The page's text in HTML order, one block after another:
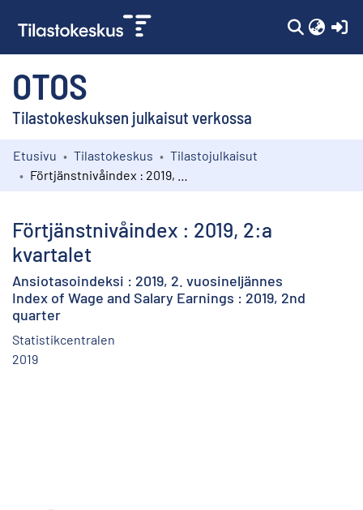
OTOS
Tilastokeskuksen julkaisut verkossa
Kokoelmat
Etusivu Tilastokeskus
Tilastojulkaisut
Förtjänstnivåindex : 2019, 2:a
kvartalet
Ansiotasoindeksi : 2019, 2. vuosineljännes
Index of Wage and Salary Earnings : 2019, 2nd
quarter
Statistikcentralen
2019